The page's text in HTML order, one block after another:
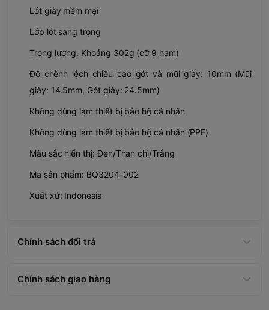
Lót giày mềm mại
Lớp lót sang trọng
Trọng lượng: Khoảng 302g (cỡ 9 nam)
Độ chênh lệch chiều cao gót và mũi giày: 10mm (Mũi
giày: 14.5mm, Gót giày: 24.5mm)
Không dùng làm thiết bị bảo hộ cá nhân
Không dùng làm thiết bị bảo hộ cá nhân (PPE)
Màu sắc hiển thị: Đen/Than chì/Trắng
Mã sản phẩm: BQ3204-002
Xuất xứ: Indonesia
Chính sách đổi trả
Chính sách giao hàng